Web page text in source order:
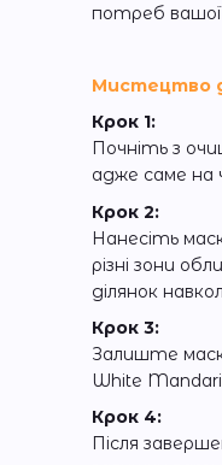
потреб
Мистецтво
Крок 1:
Почніть з
адже саме на
Крок 2:
Нанесіть
різні зони
ділянок
Крок 3:
Залиште
White
Крок 4:
Після